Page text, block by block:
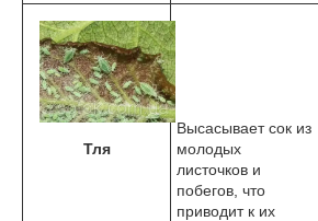
Тля
Высасывает сок из
молодых
листочков и
побегов, что
приводит к их